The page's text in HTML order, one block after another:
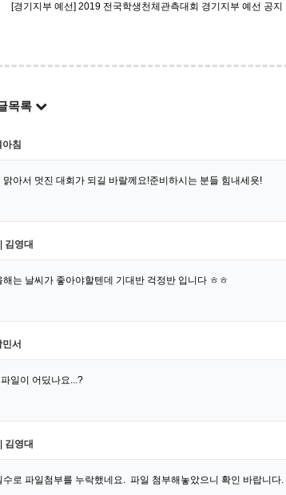
[경기지부 예선] 2019 전국학생천체관측대회 경기지부 예선 공지
목록
아침
맑아서 멋진 대회가 되길 바랄께요!준비하시는 분들 힘내세욧!
김영대
해는 날씨가 좋아야할텐데 기대반 걱정반 입니다 ㅎㅎ
민서
일이 어딨나요...?
김영대
수로 파일첨부를 누락했네요. 파일 첨부해놓았으니 확인 바랍니다.